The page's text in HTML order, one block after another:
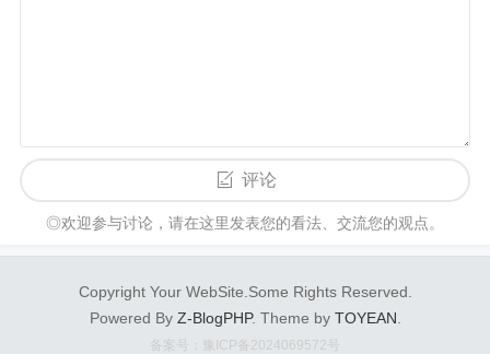
人类压根儿不会想到。很可能以后搜索引擎工程师
也不知道排名因素有哪些了，也不知道一个页面为
什么会有好的排名。再想一遍：连搜索引擎工程师
也不知道排名因素是什么。这和我们的常识、直觉
是不是都有相当冲突了呢？
这么整，能行吗？
评论
◎欢迎参与讨论，请在这里发表您的看法、交流您的观点。
Copyright Your WebSite.Some Rights Reserved.
Powered By Z-BlogPHP. Theme by TOYEAN
备案号：豫ICP备2024069572号